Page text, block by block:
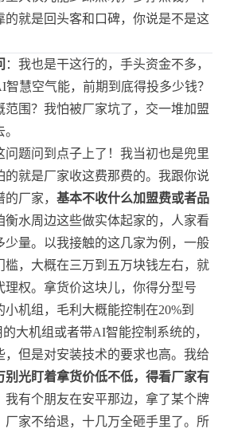
的就是回头客和口碑，你说是不是这
：我也是干这行的，手头资金不多，
慧空气能，前期到底得投多少钱？
范围？我怕被厂家坑了，交一堆加盟
问题问到点子上了！我当初也是兜里
的就是厂家收这费那费的。我跟你说
的厂家，基本不收什么加盟费或者品
衡水周边这些做实体起家的，人家看
少量。以我接触的这几家为例，一般
槛，大概在三万到五万块钱左右，就
理权。拿货价这块儿，你得分型号
机组，毛利大概能控制在20%到
大机组或者带AI智能控制系统的，
，但是对安装技术的要求也高。我给
别光盯着拿货价低不低，得看厂家有
我有个朋友在安平那边，拿了某个牌
厂家不给退，十几万全砸手里了。所